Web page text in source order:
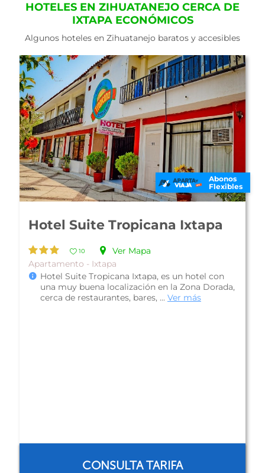
HOTELES EN ZIHUATANEJO CERCA DE
IXTAPA ECONÓMICOS
Algunos hoteles en Zihuatanejo baratos y accesibles
Abonos
Flexibles
Hotel Villas Paraíso Ixtapa
12
Ver Mapa
Familiar - Ixtapa
Plan Alimentos Incluidos
Hotel Villas Paraíso Ixtapa, se encuentra a solo
unos metros de la playa El Palmar, en la zona
RESERVAR AHORA